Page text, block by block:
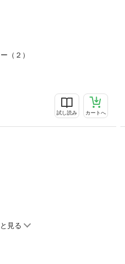
（２）
試し読み カートへ
見る